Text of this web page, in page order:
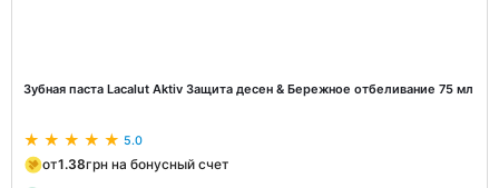
Зубная паста Lacalut Aktiv Защита десен & Бережное отбеливание 75 мл
5.0
от1.38грн на бонусный счет